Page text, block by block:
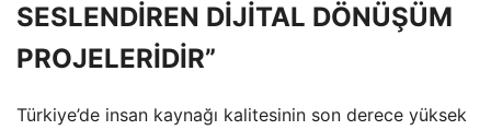
SESLENDİREN DİJİTAL DÖNÜŞÜM
PROJELERİDİR”
Türkiye’de insan kaynağı kalitesinin son derece yüksek